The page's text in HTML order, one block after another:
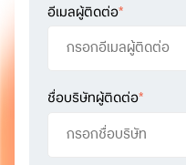
อีเมลผู้ติดต่อ*
ชื่อบริษัทผู้ติดต่อ*